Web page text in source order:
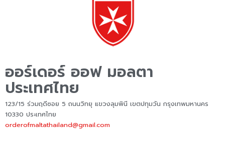
ออร์เดอร์ ออฟ มอลตา
ประเทศไทย
123/15 ร่วมฤดีซอย 5 ถนนวิทยุ แขวงลุมพินี เขตปทุมวัน กรุงเทพมหานคร
10330 ประเทศไทย
orderofmaltathailand@gmail.com